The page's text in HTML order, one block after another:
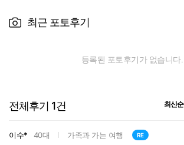
최근 포토후기
등록된 포토후기가 없습니다.
전체후기 1건 최신순
이수* 40대 가족과 가는 여행 RE